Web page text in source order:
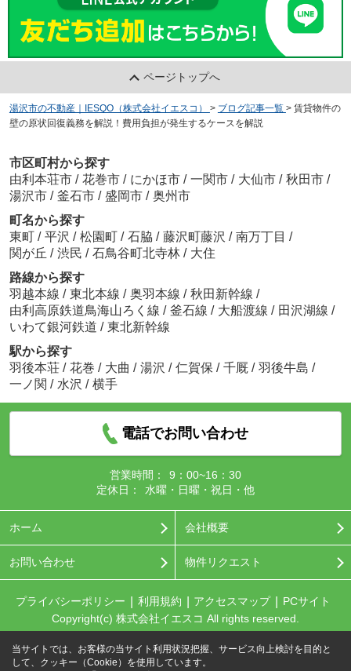
ページトップへ
湯沢市の不動産｜IESQO（株式会社イエスコ） > ブログ記事一覧 > 賃貸物件の
壁の原状回復義務を解説！費用負担が発生するケースを解説
市区町村から探す
由利本荘市 / 花巻市 / にかほ市 / 一関市 / 大仙市 / 秋田市 /
湯沢市 / 釜石市 / 盛岡市 / 奥州市
町名から探す
東町 / 平沢 / 松園町 / 石脇 / 藤沢町藤沢 / 南万丁目 /
関が丘 / 渋民 / 石鳥谷町北寺林 / 大住
路線から探す
羽越本線 / 東北本線 / 奥羽本線 / 秋田新幹線 /
由利高原鉄道鳥海山ろく線 / 釜石線 / 大船渡線 / 田沢湖線 /
いわて銀河鉄道 / 東北新幹線
駅から探す
羽後本荘 / 花巻 / 大曲 / 湯沢 / 仁賀保 / 千厩 / 羽後牛島 /
一ノ関 / 水沢 / 横手
電話でお問い合わせ
営業時間：
9：00~16：30
定休日：
水曜・日曜・祝日・他
ホーム 会社概要
お問い合わせ 物件リクエスト
プライバシーポリシー 利用規約 アクセスマップ
PCサイト
Copyright(c) 株式会社イエスコ All rights reserved.
当サイトでは、お客様の当サイト利用状況把握、サービス向上検討を目的と
して、クッキー（Cookie）を使用しています。